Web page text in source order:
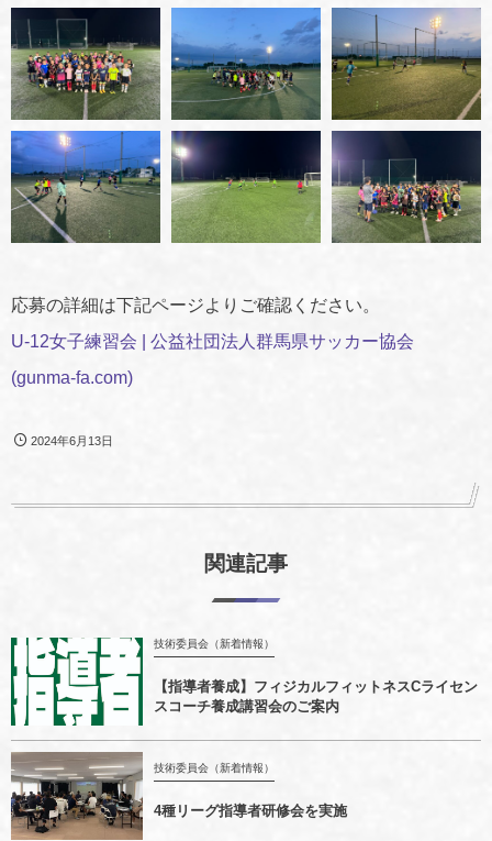
応募の詳細は下記ページよりご確認ください。
U-12女子練習会 | 公益社団法人群馬県サッカー協会
(gunma-fa.com)
2024年6月13日
関連記事
技術委員会（新着情報）
【指導者養成】フィジカルフィットネスCライセン
スコーチ養成講習会のご案内
技術委員会（新着情報）
4種リーグ指導者研修会を実施